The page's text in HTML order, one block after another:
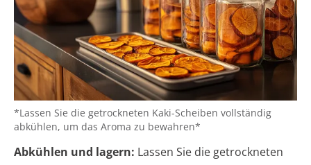
*Lassen Sie die getrockneten Kaki-Scheiben vollständig
abkühlen, um das Aroma zu bewahren*
Abkühlen und lagern: Lassen Sie die getrockneten